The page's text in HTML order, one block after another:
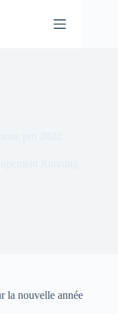
la nouvelle année